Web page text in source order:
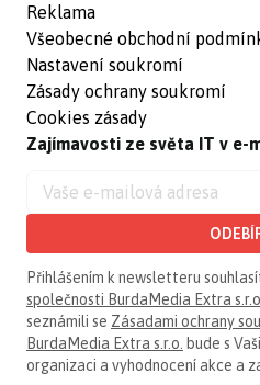
Reklama
Všeobecné obchodní
Nastavení soukromí
Zásady ochrany soukromí
Cookies zásady
Zajímavosti ze světa IT v e-
Přihlášením k newsletteru
společnosti BurdaMedia Extra s.r.o.
seznámili se Zásadami ochrany
BurdaMedia Extra s.r.o. bude s
organizaci a vyhodnocení akce a